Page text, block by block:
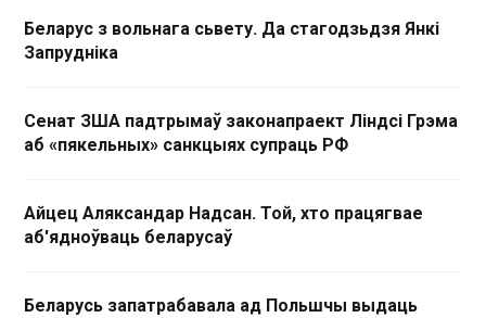
Беларус з вольнага сьвету. Да стагодзьдзя Янкі
Запрудніка
Сенат ЗША падтрымаў законапраект Ліндсі Грэма
аб «пякельных» санкцыях супраць РФ
Айцец Аляксандар Надсан. Той, хто працягвае
аб'ядноўваць беларусаў
Беларусь запатрабавала ад Польшчы выдаць